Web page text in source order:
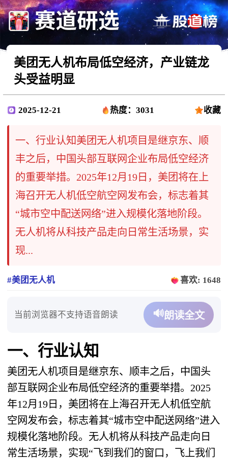
美团无人机布局低空经济，产业链龙
头受益明显
2025-12-21 热度：3031 收藏
一、行业认知美团无人机项目是继京东、顺
丰之后，中国头部互联网企业布局低空经济
的重要举措。2025年12月19日，美团将在上
海召开无人机低空航空网发布会，标志着其
“城市空中配送网络”进入规模化落地阶段。
无人机将从科技产品走向日常生活场景，实
现...
#美团无人机 喜欢: 1648
当前浏览器不支持语音朗读 🔊朗读全文
一、行业认知
美团无人机项目是继京东、顺丰之后，中国头
部互联网企业布局低空经济的重要举措。2025
年12月19日，美团将在上海召开无人机低空航
空网发布会，标志着其“城市空中配送网络”进入
规模化落地阶段。无人机将从科技产品走向日
常生活场景，实现“飞到我们的窗口，飞上我们